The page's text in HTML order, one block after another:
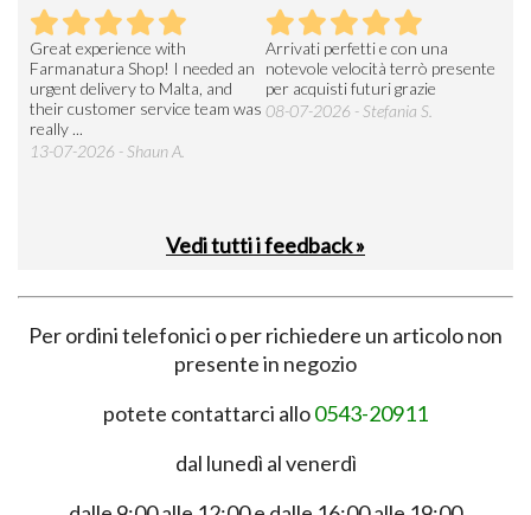
Great experience with
Farmanatura Shop! I needed an
urgent delivery to Malta, and
their customer service team was
really ...
13-07-2026 - Shaun A.
Arrivati perfetti e con una
notevole velocità terrò presente
per acquisti futuri grazie
08-07-2026 - Stefania S.
Vedi tutti i feedback »
Per ordini telefonici o per richiedere un articolo non
presente in negozio
potete contattarci allo0543-20911
dal lunedì al venerdì